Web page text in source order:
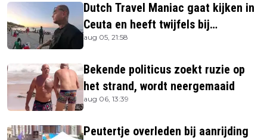
Dutch Travel Maniac gaat kijken in
Ceuta en heeft twijfels bij
berichtgeving media
aug 05, 21:58
Bekende politicus zoekt ruzie op
het strand, wordt neergemaaid
aug 06, 13:39
Peutertje overleden bij aanrijding